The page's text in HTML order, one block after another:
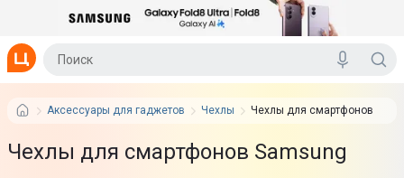
Аксессуары для гаджетов Чехлы Чехлы для смартфонов
Чехлы для смартфонов Samsung